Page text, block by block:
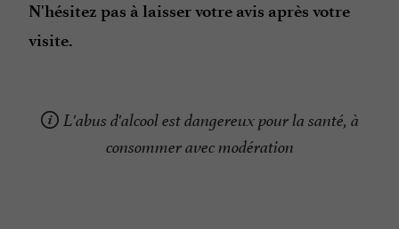
N'hésitez pas à laisser votre avis après votre
visite.
L'abus d'alcool est dangereux pour la santé, à
consommer avec modération